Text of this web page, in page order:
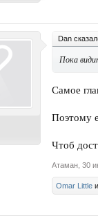
Dan
Пока
Самое
Поэтому
Чтоб
Атаман 30
Omar Little и